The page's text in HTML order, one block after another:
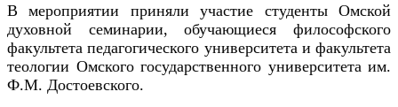
В мероприятии приняли участие студенты Омской
духовной семинарии, обучающиеся философского
факультета педагогического университета и факультета
теологии Омского государственного университета им.
Ф.М. Достоевского.